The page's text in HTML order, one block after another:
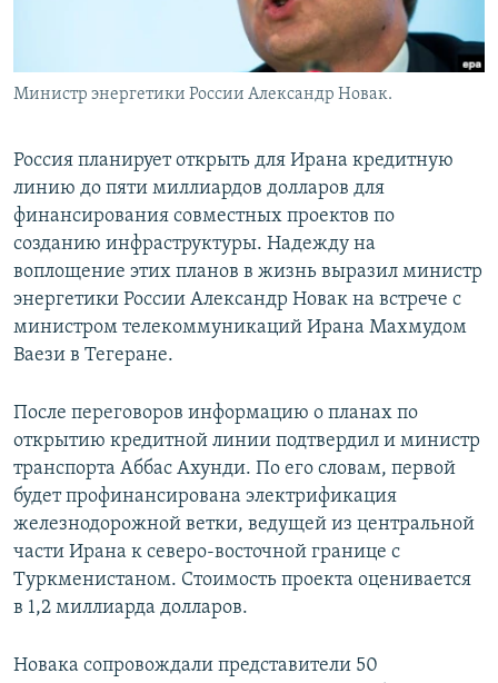
Министр энергетики России Александр Новак.
Россия планирует открыть для Ирана кредитную
линию до пяти миллиардов долларов для
финансирования совместных проектов по
созданию инфраструктуры. Надежду на
воплощение этих планов в жизнь выразил министр
энергетики России Александр Новак на встрече с
министром телекоммуникаций Ирана Махмудом
Ваези в Тегеране.
После переговоров информацию о планах по
открытию кредитной линии подтвердил и министр
транспорта Аббас Ахунди. По его словам, первой
будет профинансирована электрификация
железнодорожной ветки, ведущей из центральной
части Ирана к северо-восточной границе с
Туркменистаном. Стоимость проекта оценивается
в 1,2 миллиарда долларов.
Новака сопровождали представители 50